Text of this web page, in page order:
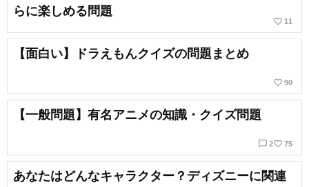
らに楽しめる問題
favorite_border 11
【面白い】ドラえもんクイズの問題まとめ
favorite_border 90
【一般問題】有名アニメの知識・クイズ問題
chat_bubble_outline 2favorite_border 75
あなたはどんなキャラクター？ディズニーに関連